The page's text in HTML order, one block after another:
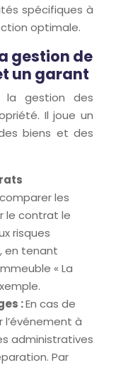
spécifiques à
optimale.
gestion de
un garant
la gestion des
Il joue un
biens et des
les
le contrat le
risques
en tenant
« La
:En cas de
l’événement à
administratives
Par